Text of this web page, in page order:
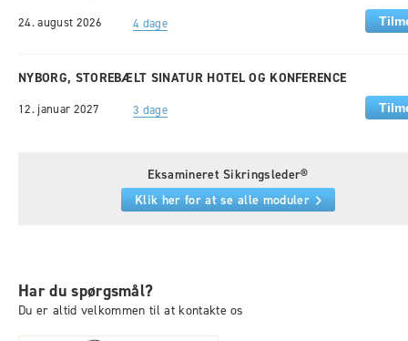
24. august 2026 4 dage
NYBORG, STOREBÆLT SINATUR HOTEL OG KONFERENCE
12. januar 2027 3 dage
Eksamineret Sikringsleder®
Klik her for at se alle moduler
Har du spørgsmål?
Du er altid velkommen til at kontakte os